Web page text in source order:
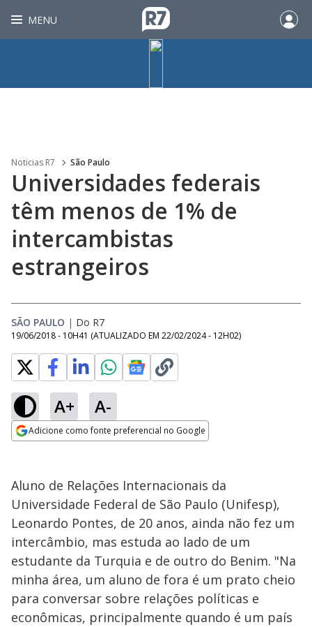
MENU
Noticias R7 São Paulo
Universidades federais
têm menos de 1% de
intercambistas
estrangeiros
SÃO PAULO | Do R7
19/06/2018 - 10H41 (ATUALIZADO EM 22/02/2024 - 12H02)
A+ A-
Adicione como fonte preferencial no Google
Aluno de Relações Internacionais da
Universidade Federal de São Paulo (Unifesp),
Leonardo Pontes, de 20 anos, ainda não fez um
intercâmbio, mas estuda ao lado de um
estudante da Turquia e de outro do Benim. "Na
minha área, um aluno de fora é um prato cheio
para conversar sobre relações políticas e
econômicas, principalmente quando é um país